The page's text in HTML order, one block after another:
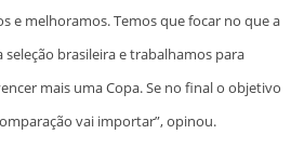
e melhoramos. Temos que focar no que a
seleção brasileira e trabalhamos para
mais uma Copa. Se no final o objetivo
vai importar”, opinou.